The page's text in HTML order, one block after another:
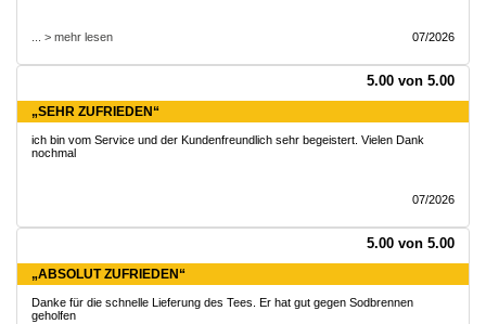
... > mehr lesen 07/2026
5.00 von 5.00
„SEHR ZUFRIEDEN“
ich bin vom Service und der Kundenfreundlich sehr begeistert. Vielen Dank
nochmal
07/2026
5.00 von 5.00
„ABSOLUT ZUFRIEDEN“
Danke für die schnelle Lieferung des Tees. Er hat gut gegen Sodbrennen
geholfen